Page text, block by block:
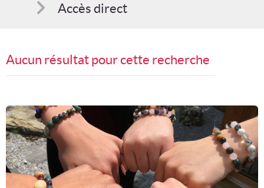
Accès direct
Suggestions
Programme en PDF
Aucun résultat pour cette recherche